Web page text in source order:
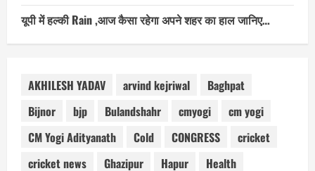
यूपी में हल्की Rain ,आज कैसा रहेगा अपने शहर का हाल जानिए…
AKHILESH YADAV arvind kejriwal
Baghpat
Bijnor
bjp Bulandshahr cmyogi
cm yogi
CM Yogi Adityanath
Cold CONGRESS
cricket
cricket news
Ghazipur Hapur
Health